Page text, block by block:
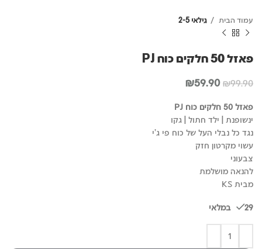
עמוד הבית גילאי 2-5
פאזל 50 חלקים כוח PJ
₪99.90
המחיר
היה:
₪99.90.
₪59.90
המחיר
הוא:
₪59.90.
פאזל 50 חלקים כוח PJ
ינשופנת | ילד חתול | גקו
נגד כל נבלי העל של כוח פי ג'י
עשוי מקרטון חזק
צבעוני
להנאה מושלמת
מבית KS
29 במלאי